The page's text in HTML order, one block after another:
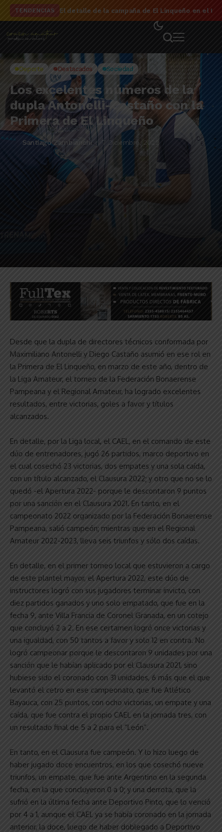
TENDENCIAS El detalle de la campaña de El Linqueño en el
Deporte Destacados Sociedad
Los excelentes números de la
dupla Antonelli-Castaño con la
Primera de El Linqueño
Santiago Zambianchi 7 Diciembre, 2022
Desde que la dupla de directores técnicos conformada por
Maximiliano Antonelli y Diego Castaño asumió en ese rol en
la Primera de El Linqueño, en marzo de este año, dentro de
la Liga Amateur, el torneo de la Federación Bonaerense
Pampeana y el Regional Amateur, ha logrado excelentes
resultados, entre victorias, goles a favor y títulos
alcanzados.
En detalle, por la Liga local, el CAEL, en el comando de este
dúo de entrenadores, jugó 26 partidos, marco deportivo en
el cual cosechó 23 victorias, dos empates y una sola caída,
con un título alcanzado, el Clausura 2022; y otro que no se lo
quedó -el Apertura 2022- porque le descontaron 9 puntos
por una sanción en el Clausura 2021. En tanto, en el
campeonato 2022 organizado por la Federación Bonaerense
Pampeana, salió campeón; mientras que en el Regional
Amateur 2022-2023, lleva seis triunfos y sólo dos caídas.
En detalle, en el primer torneo local que estuvieron a cargo
de este plantel mayor, el Apertura 2022, este dúo de
instructores logró con sus jugadores terminar invicto, con
diez partidos ganados y uno solo empatado, que fue en la
fecha 9, ante Villa Francia de Coronel Granada, en un cotejo
que concluyó 2 a 2. En ese certamen logró once victorias y
una igualdad, con 50 tantos a favor y solo 12 en contra. No
logró campeonar porque le descontaron 9 unidades por una
sanción que le habían aplicado por el Clausura 2021, sino
hubiese sido el coronado con 31 unidades, 6 más que el que
levantó el cetro en ese campeonato, que fue Atlético
Bayauca, con 25 puntos, con ocho victorias, un empate y una
caída, que fue contra el propio CAEL en la jornada tres, con
un resultado final de 5 a 2 para el “León”.
En tanto, en el Clausura fue campeón. Y lo hizo luego de
haber jugado doce encuentros, en los que cosechó nueve
triunfos, un empate, que fue ante Argentino en la segunda
fecha, en la que concluyeron 0 a 0; y una derrota, que la
sufrió en la última fecha ante Deportivo Pinto, que lo venció
por 4 a 1, aunque el CAEL ya se había coronado en la jornada
anterior, la doce, luego de haber doblegado a Deportivo